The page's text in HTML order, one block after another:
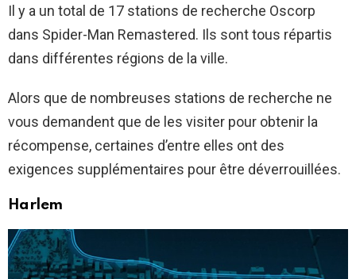
Il y a un total de 17 stations de recherche Oscorp
dans Spider-Man Remastered. Ils sont tous répartis
dans différentes régions de la ville.
Alors que de nombreuses stations de recherche ne
vous demandent que de les visiter pour obtenir la
récompense, certaines d’entre elles ont des
exigences supplémentaires pour être déverrouillées.
Harlem